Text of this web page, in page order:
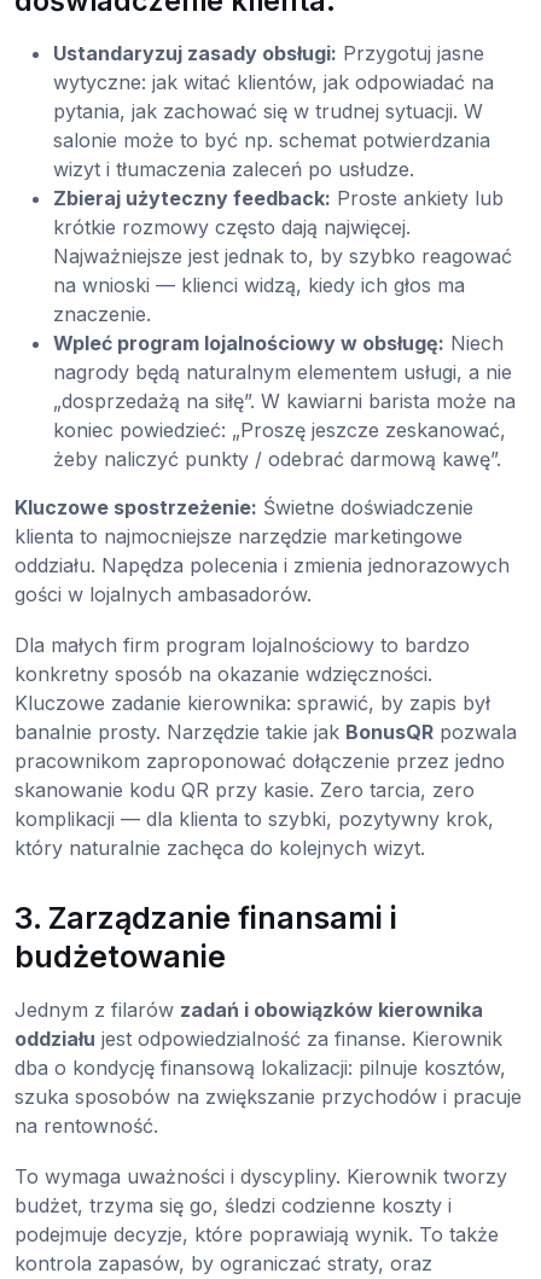
Ustandaryzuj zasady obsługi: Przygotuj jasne
wytyczne: jak witać klientów, jak odpowiadać na
pytania, jak zachować się w trudnej sytuacji. W
salonie może to być np. schemat potwierdzania
wizyt i tłumaczenia zaleceń po usłudze.
Zbieraj użyteczny feedback: Proste ankiety lub
krótkie rozmowy często dają najwięcej.
Najważniejsze jest jednak to, by szybko reagować
na wnioski — klienci widzą, kiedy ich głos ma
znaczenie.
Wpleć program lojalnościowy w obsługę: Niech
nagrody będą naturalnym elementem usługi, a nie
„dosprzedażą na siłę”. W kawiarni barista może na
koniec powiedzieć: „Proszę jeszcze zeskanować,
żeby naliczyć punkty / odebrać darmową kawę”.
Kluczowe spostrzeżenie: Świetne doświadczenie
klienta to najmocniejsze narzędzie marketingowe
oddziału. Napędza polecenia i zmienia jednorazowych
gości w lojalnych ambasadorów.
Dla małych firm program lojalnościowy to bardzo
konkretny sposób na okazanie wdzięczności.
Kluczowe zadanie kierownika: sprawić, by zapis był
banalnie prosty. Narzędzie takie jak BonusQR pozwala
pracownikom zaproponować dołączenie przez jedno
skanowanie kodu QR przy kasie. Zero tarcia, zero
komplikacji — dla klienta to szybki, pozytywny krok,
który naturalnie zachęca do kolejnych wizyt.
3. Zarządzanie finansami i
budżetowanie
Jednym z filarów zadań i obowiązków kierownika
oddziału jest odpowiedzialność za finanse. Kierownik
dba o kondycję finansową lokalizacji: pilnuje kosztów,
szuka sposobów na zwiększanie przychodów i pracuje
na rentowność.
To wymaga uważności i dyscypliny. Kierownik tworzy
budżet, trzyma się go, śledzi codzienne koszty i
podejmuje decyzje, które poprawiają wynik. To także
kontrola zapasów, by ograniczać straty, oraz